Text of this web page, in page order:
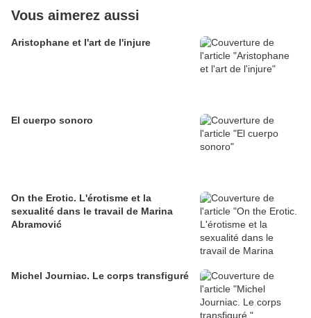
Vous aimerez aussi
Aristophane et l'art de l'injure
El cuerpo sonoro
On the Erotic. L'érotisme et la
sexualité dans le travail de Marina
Abramović
Michel Journiac. Le corps transfiguré